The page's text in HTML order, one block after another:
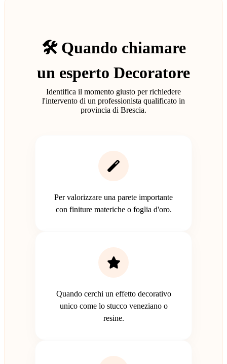
🛠️ Quando chiamare
un esperto Decoratore
Identifica il momento giusto per richiedere
l'intervento di un professionista qualificato in
provincia di Brescia.
Per valorizzare una parete importante
con finiture materiche o foglia d'oro.
Quando cerchi un effetto decorativo
unico come lo stucco veneziano o
resine.